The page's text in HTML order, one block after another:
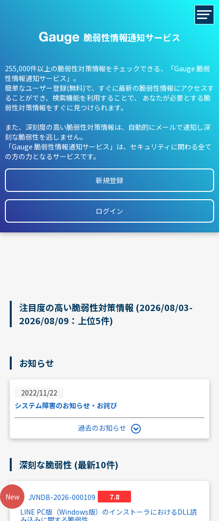
脆弱性情報通知サービス
255,000件以上の脆弱性対策情報をチェックできる、「Gauge 脆弱
性情報通知サービス」。
簡単なユーザー登録(無料)で、すぐに最新の脆弱性情報にアクセスす
ることができ、検索機能を利用することで、
あなたが必要とする脆
弱性対策情報をすぐに見つけられます。
また、深刻度の高い脆弱性対策情報は、自動的にメールで通知し深
刻な脆弱性を逃しません。
「Gauge 脆弱性情報通知サービス」は、セキュリティに関わる全て
の方の力となるサービスです。
新規登録
ログイン
注目度の高い脆弱性対策情報 (2026/08/03-
2026/08/09：上位5件)
お知らせ
2022/11/22
システム障害のお知らせ・お詫び
過去のお知らせ
深刻な脆弱性 (最新10件)
New
JVNDB-2026-000109
LINE PC版（Windows版）のインストーラにおけるDLL読
7.8